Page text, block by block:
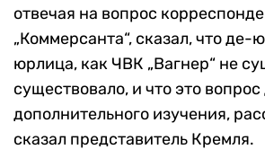
отвечая на вопрос
„Коммерсанта“, сказал, что де-
юрлица, как ЧВК „Вагнер“ не
существовало, и что это вопрос
дополнительного изучения,
сказал представитель Кремля.